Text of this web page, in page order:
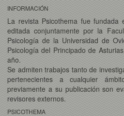
INFORMACIÓN
La revista Psicothema fue
editada conjuntamente por la
Psicología de la Universidad de
Psicología del Principado de
año.
Se admiten trabajos tanto de
pertenecientes a cualquier
previamente a su publicación son
revisores externos.
PSICOTHEMA